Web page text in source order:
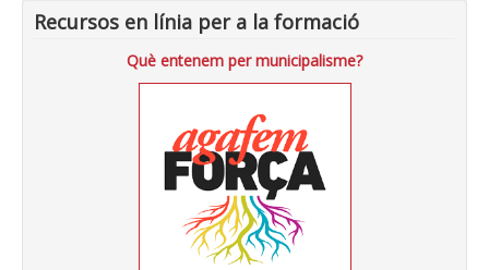
Recursos en línia per a la formació
Què entenem per municipalisme?